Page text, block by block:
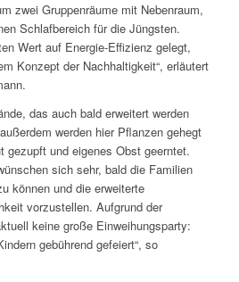
zwei Gruppenräume mit Nebenraum,
Schlafbereich für die Jüngsten.
Wert auf Energie-Effizienz gelegt,
Konzept der Nachhaltigkeit“, erläutert
das auch bald erweitert werden
werden hier Pflanzen gehegt
gezupft und eigenes Obst geerntet.
sich sehr, bald die Familien
können und die erweiterte
vorzustellen. Aufgrund der
keine große Einweihungsparty:
gebührend gefeiert“, so